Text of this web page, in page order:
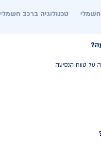
טכנולוגיה ברכב חשמלי
על טווח הנסיעה